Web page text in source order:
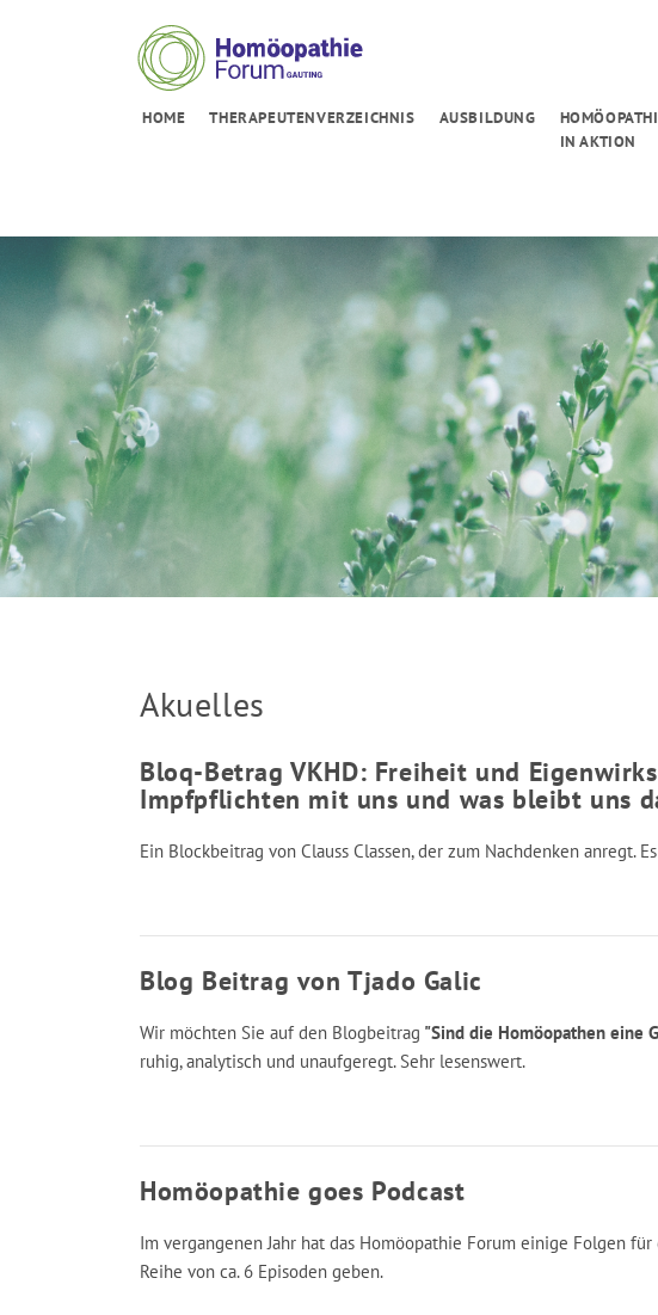
HOME THERAPEUTENVERZEICHNIS AUSBILDUNG
IN AKTION
Akuelles
Bloq-Betrag VKHD: Freiheit und
Impfpflichten mit uns und was bleibt uns
Ein Blockbeitrag von Clauss Classen, der zum Nachdenken
Blog Beitrag von Tjado Galic
Wir möchten Sie auf den Blogbeitrag "Sind die Homöopathen eine
ruhig, analytisch und unaufgeregt. Sehr lesenswert.
Homöopathie goes Podcast
Im vergangenen Jahr hat das Homöopathie Forum einige Folgen
Reihe von ca. 6 Episoden geben.